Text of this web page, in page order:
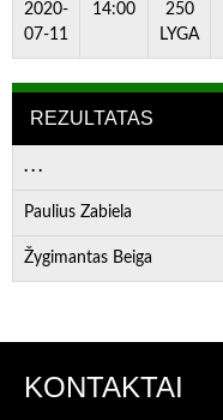
2020-
07-11
14:00
250
LYGA
REZULTATAS
. . .
Paulius Zabiela
Žygimantas Beiga
KONTAKTAI